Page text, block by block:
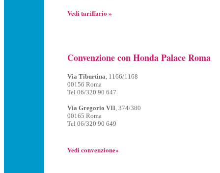
Vedi tariffario »
Convenzione con Honda Palace Roma
Via Tiburtina, 1166/1168
00156 Roma
Tel 06/320 90 647
Via Gregorio VII, 374/380
00165 Roma
Tel 06/320 90 649
Vedi convenzione»